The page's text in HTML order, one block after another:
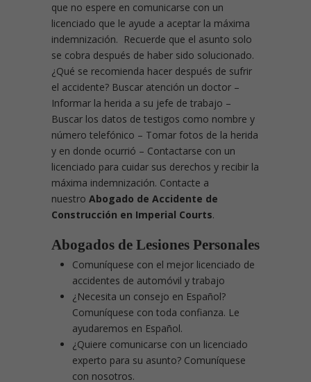
que no espere en comunicarse con un
licenciado que le ayude a aceptar la máxima
indemnización. Recuerde que el asunto solo
se cobra después de haber sido solucionado.
¿Qué se recomienda hacer después de sufrir
el accidente? Buscar atención un doctor –
Informar la herida a su jefe de trabajo –
Buscar los datos de testigos como nombre y
número telefónico – Tomar fotos de la herida
y en donde ocurrió – Contactarse con un
licenciado para cuidar sus derechos y recibir la
máxima indemnización. Contacte a
nuestro Abogado de Accidente de
Construcción en Imperial Courts.
Abogados de Lesiones Personales
Comuníquese con el mejor licenciado de
accidentes de automóvil y trabajo
¿Necesita un consejo en Español?
Comuníquese con toda confianza. Le
ayudaremos en Español.
¿Quiere comunicarse con un licenciado
experto para su asunto? Comuníquese
con nosotros.